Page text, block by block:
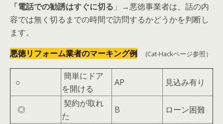
「電話での勧誘はすぐに切る 」→悪徳事業者は、話の内
容では無く切るまでの時間で訪問するかどうかを判断し
ます。
悪徳リフォーム業者のマーキング例
(Cat-Hackページ参照）
○
簡単にドア
を開ける
AP 見込み有り
◎
契約が取れ
た
B ローン困難